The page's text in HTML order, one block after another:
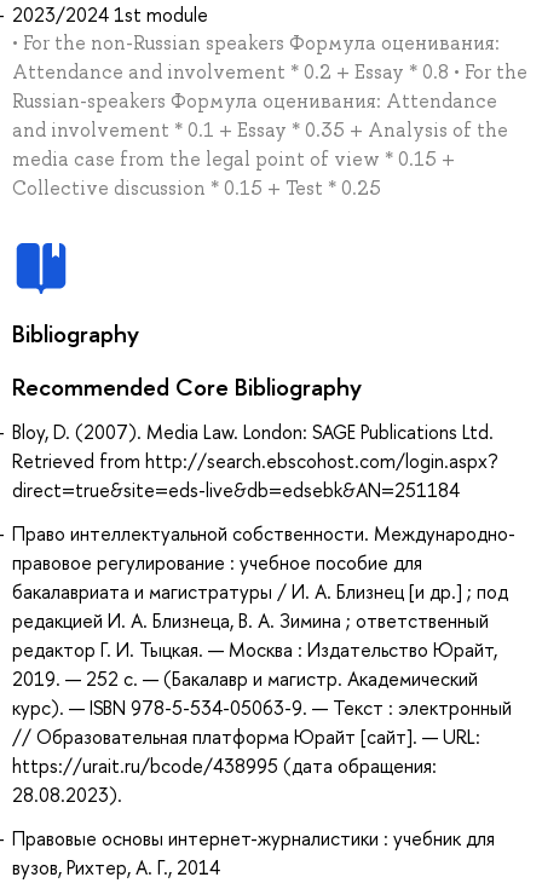
2023/2024 1st module
• For the non-Russian speakers Формула оценивания:
Attendance and involvement * 0.2 + Essay * 0.8 • For the
Russian-speakers Формула оценивания: Attendance
and involvement * 0.1 + Essay * 0.35 + Analysis of the
media case from the legal point of view * 0.15 +
Collective discussion * 0.15 + Test * 0.25
Bibliography
Recommended Core Bibliography
Bloy, D. (2007). Media Law. London: SAGE Publications Ltd.
Retrieved from http://search.ebscohost.com/login.aspx?
direct=true&site=eds-live&db=edsebk&AN=251184
Право интеллектуальной собственности. Международно-
правовое регулирование : учебное пособие для
бакалавриата и магистратуры / И. А. Близнец [и др.] ; под
редакцией И. А. Близнеца, В. А. Зимина ; ответственный
редактор Г. И. Тыцкая. — Москва : Издательство Юрайт,
2019. — 252 с. — (Бакалавр и магистр. Академический
курс). — ISBN 978-5-534-05063-9. — Текст : электронный
// Образовательная платформа Юрайт [сайт]. — URL:
https://urait.ru/bcode/438995 (дата обращения:
28.08.2023).
Правовые основы интернет-журналистики : учебник для
вузов, Рихтер, А. Г., 2014